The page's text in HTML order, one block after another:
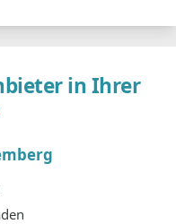
in Ihrer